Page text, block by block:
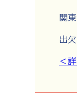
関
出
＜